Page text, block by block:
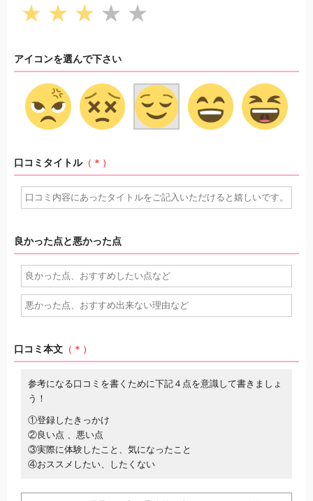
★ ★ ★ ★ ★
アイコンを選んで下さい
口コミタイトル（＊）
良かった点と悪かった点
口コミ本文 （＊）
参考になる口コミを書くために下記４点を意識して書きましょ
う！
①登録したきっかけ
②良い点 、悪い点
③実際に体験したこと、気になったこと
④おススメしたい、したくない